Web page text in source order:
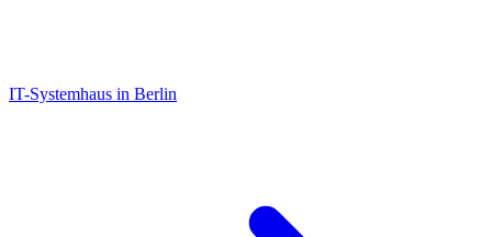
IT-Systemhaus in Berlin